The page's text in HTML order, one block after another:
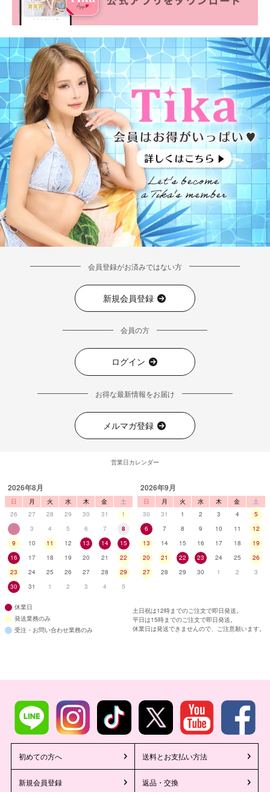
会員登録がお済みではない方
新規会員登録
会員の方
ログイン
お得な最新情報をお届け
メルマガ登録
営業日カレンダー
2026年8月
日 月 火 水 木 金
土
26
27 28 29 30 31
1
2
3 4 5 6 7
8
9
10 11 12 13 14
15
16
17 18 19 20 21
22
23
24 25 26 27 28
29
30
31 1 2 3 4 5
2026年9月
日 月 火 水 木 金
土
30
31 1 2 3 4
5
6
7 8 9 10 11
12
13
14 15 16 17 18
19
20
21 22 23 24 25
26
27
28 29 30 1 2 3
休業日
発送業務のみ
受注・お問い合わせ業務のみ
土日祝は12時までのご注文で即日発送。
平日は15時までのご注文で即日発送。
休業日は発送できませんので、ご注意願います。
初めての方へ 送料とお支払い方法
新規会員登録 返品・交換